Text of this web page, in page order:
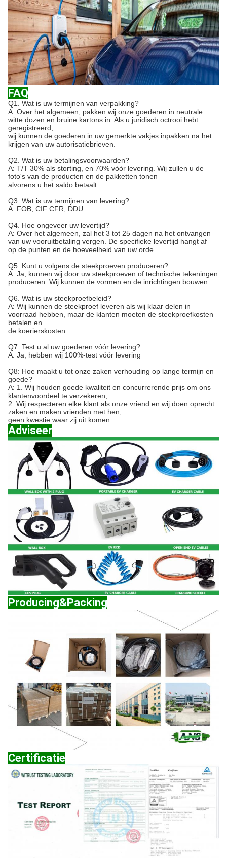
FAQ
Q1. Wat is uw termijnen van verpakking?
A: Over het algemeen, pakken wij onze goederen in neutrale
witte dozen en bruine kartons in. Als u juridisch octrooi hebt
geregistreerd,
wij kunnen de goederen in uw gemerkte vakjes inpakken na het
krijgen van uw autorisatiebrieven.
Q2. Wat is uw betalingsvoorwaarden?
A: T/T 30% als storting, en 70% vóór levering. Wij zullen u de
foto's van de producten en de pakketten tonen
alvorens u het saldo betaalt.
Q3. Wat is uw termijnen van levering?
A: FOB, CIF CFR, DDU.
Q4. Hoe ongeveer uw levertijd?
A: Over het algemeen, zal het 3 tot 25 dagen na het ontvangen
van uw vooruitbetaling vergen. De specifieke levertijd hangt af
op de punten en de hoeveelheid van uw orde.
Q5. Kunt u volgens de steekproeven produceren?
A: Ja, kunnen wij door uw steekproeven of technische tekeningen
produceren. Wij kunnen de vormen en de inrichtingen bouwen.
Q6. Wat is uw steekproefbeleid?
A: Wij kunnen de steekproef leveren als wij klaar delen in
voorraad hebben, maar de klanten moeten de steekproefkosten
betalen en
de koerierskosten.
Q7. Test u al uw goederen vóór levering?
A: Ja, hebben wij 100%-test vóór levering
Q8: Hoe maakt u tot onze zaken verhouding op lange termijn en
goede?
A: 1. Wij houden goede kwaliteit en concurrerende prijs om ons
klantenvoordeel te verzekeren;
2. Wij respecteren elke klant als onze vriend en wij doen oprecht
zaken en maken vrienden met hen,
geen kwestie waar zij uit komen.
Adviseer
Producing&Packing
Certificatie